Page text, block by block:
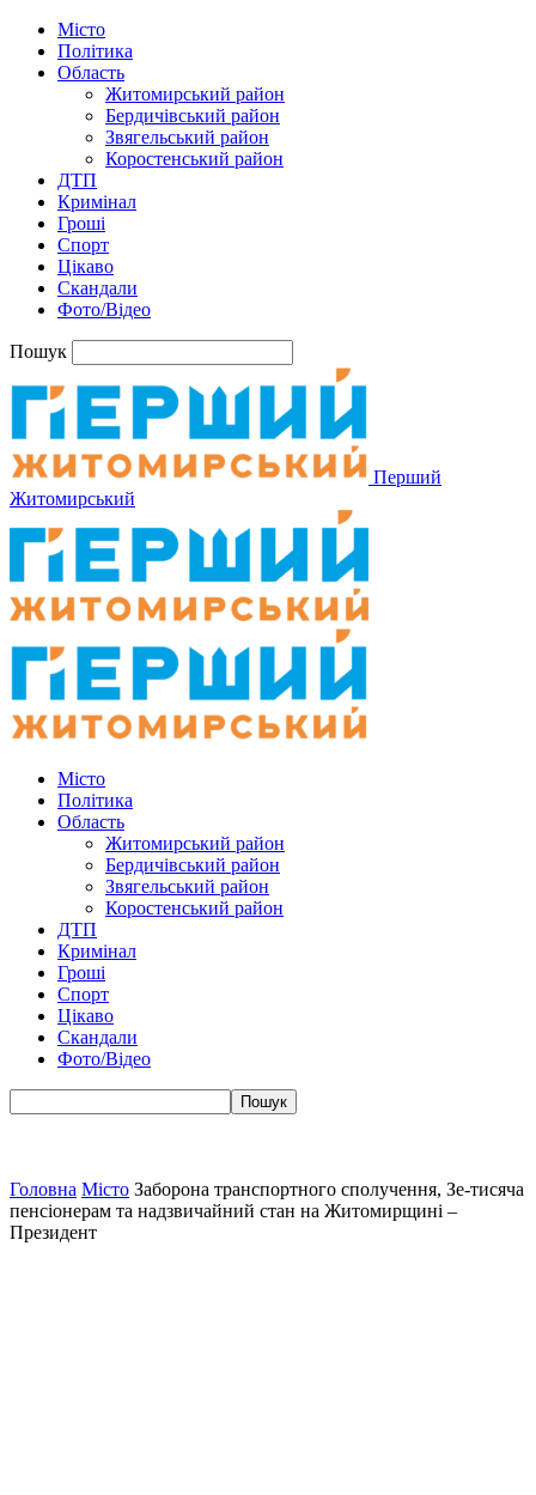
Місто
Політика
Область
Житомирський район
Бердичівський район
Звягельський район
Коростенський район
ДТП
Кримінал
Гроші
Спорт
Цікаво
Скандали
Фото/Відео
Пошук
Перший
Житомирський
Місто
Політика
Область
Житомирський район
Бердичівський район
Звягельський район
Коростенський район
ДТП
Кримінал
Гроші
Спорт
Цікаво
Скандали
Фото/Відео
Головна Місто Заборона транспортного сполучення, Зе-тисяча
пенсіонерам та надзвичайний стан на Житомирщині –
Президент